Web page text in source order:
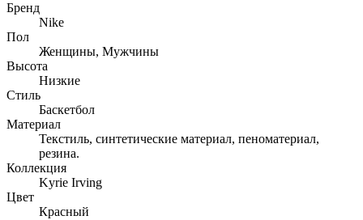
Бренд
Nike
Пол
Женщины, Мужчины
Высота
Низкие
Стиль
Баскетбол
Материал
Текстиль, синтетические материал, пеноматериал,
резина.
Коллекция
Kyrie Irving
Цвет
Красный